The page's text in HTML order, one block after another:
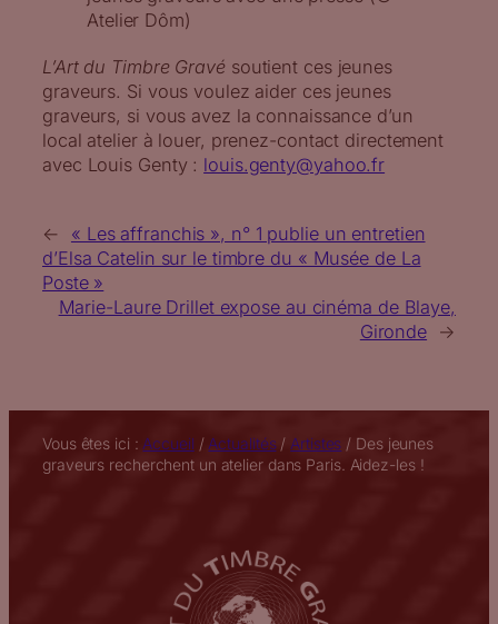
Atelier Dôm)
L’Art du Timbre Gravésoutient ces jeunes
graveurs. Si vous voulez aider ces jeunes
graveurs, si vous avez la connaissance d’un
local atelier à louer, prenez-contact directement
avec Louis Genty : louis.genty@yahoo.fr
←
« Les affranchis », n° 1 publie un entretien
d’Elsa Catelin sur le timbre du « Musée de La
Poste »
Marie-Laure Drillet expose au cinéma de Blaye,
Gironde →
Vous êtes ici : Accueil / Actualités/ Artistes / Des jeunes
graveurs recherchent un atelier dans Paris. Aidez-les !